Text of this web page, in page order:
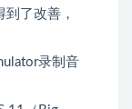
了改善，
录制音